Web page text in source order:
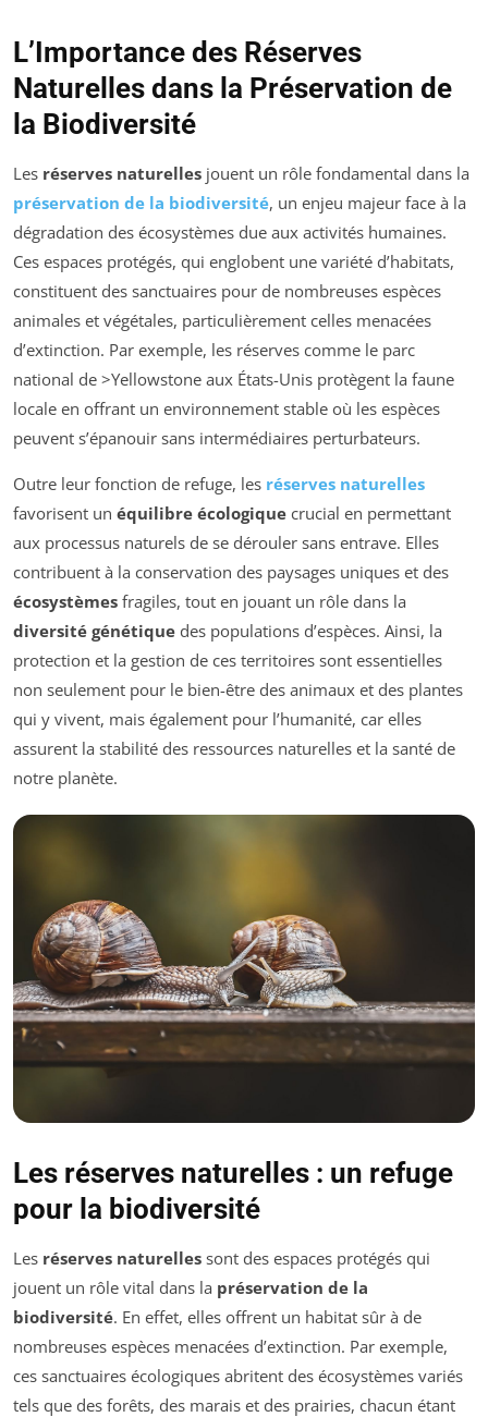
L’Importance des Réserves
Naturelles dans la Préservation de
la Biodiversité
Les réserves naturelles jouent un rôle fondamental dans la
préservation de la biodiversité, un enjeu majeur face à la
dégradation des écosystèmes due aux activités humaines.
Ces espaces protégés, qui englobent une variété d’habitats,
constituent des sanctuaires pour de nombreuses espèces
animales et végétales, particulièrement celles menacées
d’extinction. Par exemple, les réserves comme le parc
national de >Yellowstone aux États-Unis protègent la faune
locale en offrant un environnement stable où les espèces
peuvent s’épanouir sans intermédiaires perturbateurs.
Outre leur fonction de refuge, les réserves naturelles
favorisent un équilibre écologique crucial en permettant
aux processus naturels de se dérouler sans entrave. Elles
contribuent à la conservation des paysages uniques et des
écosystèmes fragiles, tout en jouant un rôle dans la
diversité génétique des populations d’espèces. Ainsi, la
protection et la gestion de ces territoires sont essentielles
non seulement pour le bien-être des animaux et des plantes
qui y vivent, mais également pour l’humanité, car elles
assurent la stabilité des ressources naturelles et la santé de
notre planète.
Les réserves naturelles : un refuge
pour la biodiversité
Les réserves naturelles sont des espaces protégés qui
jouent un rôle vital dans la préservation de la
biodiversité. En effet, elles offrent un habitat sûr à de
nombreuses espèces menacées d’extinction. Par exemple,
ces sanctuaires écologiques abritent des écosystèmes variés
tels que des forêts, des marais et des prairies, chacun étant